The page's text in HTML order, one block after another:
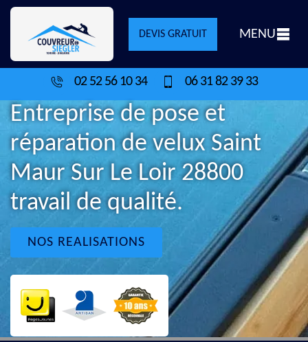
DEVIS GRATUIT MENU
02 52 56 10 34 06 31 82 39 33
Entreprise de pose et
réparation de velux Saint
Maur Sur Le Loir 28800
travail de qualité.
NOS REALISATIONS